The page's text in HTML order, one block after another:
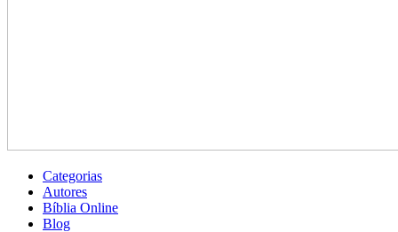
Categorias
Autores
Bíblia Online
Blog